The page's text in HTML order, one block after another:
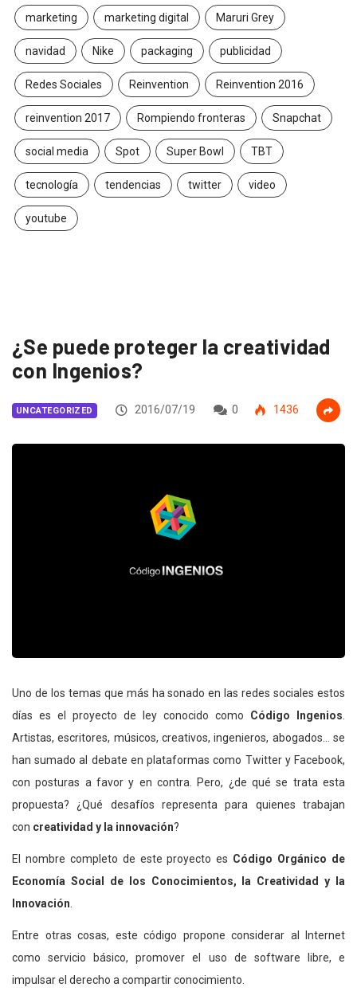
marketing marketing digital Maruri Grey
navidad Nike packaging publicidad
Redes Sociales Reinvention Reinvention 2016
reinvention 2017 Rompiendo fronteras Snapchat
social media Spot Super Bowl TBT
tecnología tendencias twitter video
youtube
¿Se puede proteger la creatividad
con Ingenios?
UNCATEGORIZED 2016/07/19 0 1436
Uno de los temas que más ha sonado en las redes sociales estos
días es el proyecto de ley conocido como Código Ingenios.
Artistas, escritores, músicos, creativos, ingenieros, abogados… se
han sumado al debate en plataformas como Twitter y Facebook,
con posturas a favor y en contra. Pero, ¿de qué se trata esta
propuesta? ¿Qué desafíos representa para quienes trabajan
con creatividad y la innovación?
El nombre completo de este proyecto es Código Orgánico de
Economía Social de los Conocimientos, la Creatividad y la
Innovación.
Entre otras cosas, este código propone considerar al Internet
como servicio básico, promover el uso de software libre, e
impulsar el derecho a compartir conocimiento.